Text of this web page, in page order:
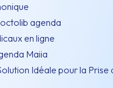
agenda
en ligne
Maiia
Idéale pour la Prise